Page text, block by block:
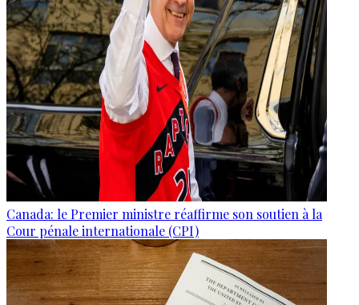
Canada: le Premier ministre réaffirme son soutien à la
Cour pénale internationale (CPI)